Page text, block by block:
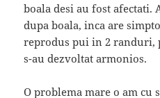
boala desi au fost afectati.
dupa boala, inca are
reprodus pui in 2 randuri,
s-au dezvoltat armonios.
O problema mare o am cu